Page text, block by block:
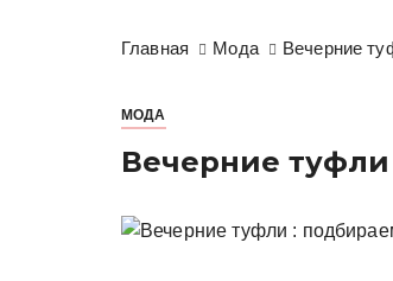
Главная Мода Вечерние
МОДА
Вечерние